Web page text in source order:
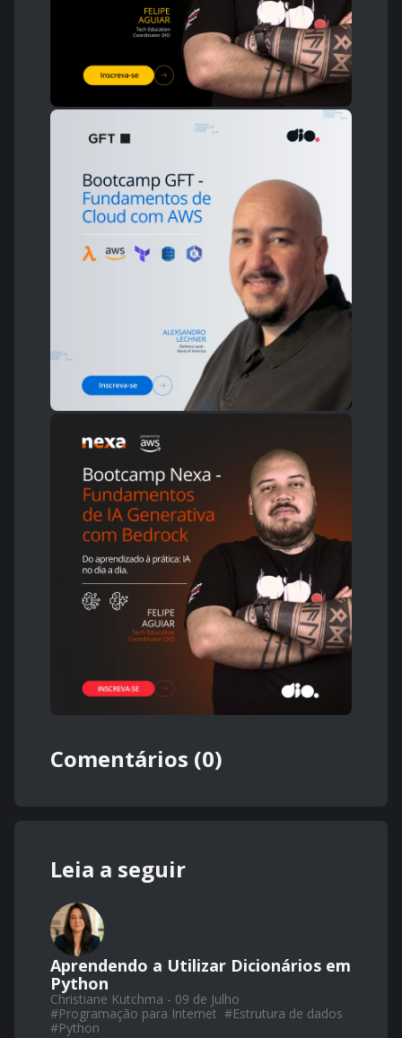
Comentários (0)
Leia a seguir
Aprendendo a Utilizar Dicionários em
Python
Christiane Kutchma - 09 de Julho
#Programação para Internet #Estrutura de dados
#Python